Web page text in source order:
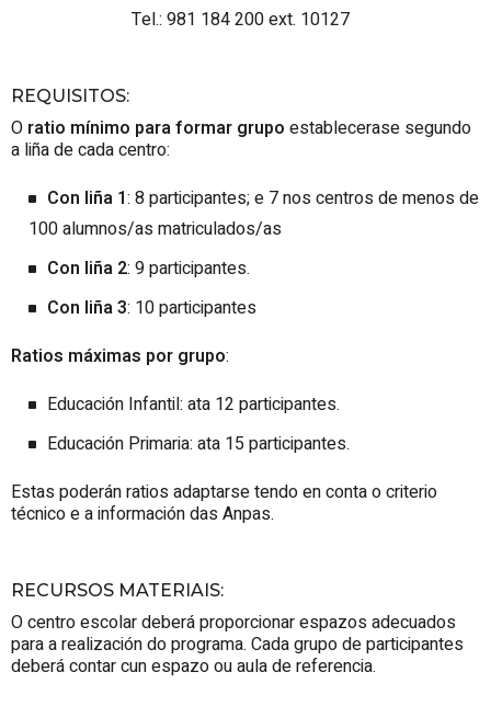
Tel.: 981 184 200 ext. 10127
REQUISITOS:
O ratio mínimo para formar grupo establecerase segundo
a liña de cada centro:
Con liña 1: 8 participantes; e 7 nos centros de menos de
100 alumnos/as matriculados/as
Con liña 2: 9 participantes.
Con liña 3: 10 participantes
Ratios máximas por grupo:
Educación Infantil: ata 12 participantes.
Educación Primaria: ata 15 participantes.
Estas poderánratios adaptarse tendo en conta o criterio
técnico e a información das Anpas.
RECURSOS MATERIAIS:
O centro escolar deberá proporcionar espazos adecuados
para a realización do programa. Cada grupo de participantes
deberá contar cun espazo ou aula de referencia.